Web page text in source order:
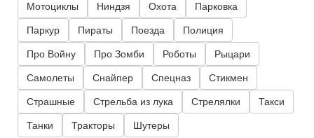
Мотоциклы Ниндзя Охота Парковка
Паркур Пираты Поезда Полиция
Про Войну Про Зомби Роботы Рыцари
Самолеты Снайпер Спецназ Стикмен
Страшные Стрельба из лука Стрелялки Такси
Танки Тракторы Шутеры